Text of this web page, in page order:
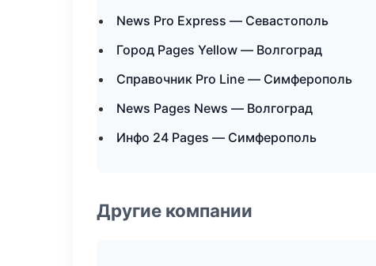
News Pro Express — Севастополь
Город Pages Yellow — Волгоград
Справочник Pro Line — Симферополь
News Pages News — Волгоград
Инфо 24 Pages — Симферополь
Другие компании